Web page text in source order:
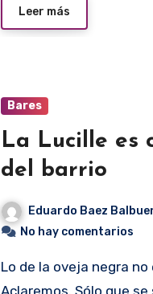
Leer más
Bares
La Lucille es
del barrio
Eduardo Baez
No hay comentarios
Lo de la oveja negra no es por mal comportamiento.
Aclaremos. Sólo que se